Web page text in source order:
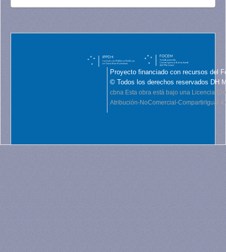
Proyecto financiado con recursos del
© Todos los derechos reservados DH
cbna Esta obra está bajo una Licencia
Atribución-NoComercial-CompartirIgual